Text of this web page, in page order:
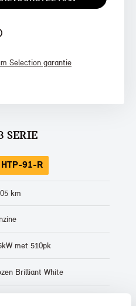
Selection garantie
SERIE
HTP-91-R
km
met 510pk
Brilliant White